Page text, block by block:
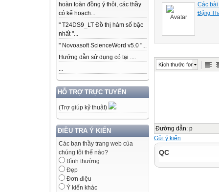
hoàn toàn đồng ý thôi, các thầy
có kế hoạch...
" T24DS9_LT Đồ thị hàm số bậc
nhất "...
" Novoasoft ScienceWord v5.0 "...
Hướng dẫn sử dụng có tại ....
...
HỖ TRỢ TRỰC TUYẾN
(Trợ giúp kỹ thuật)
ĐIỀU TRA Ý KIẾN
Các bạn thầy trang web của
chúng tôi thế nào?
Bình thường
Đẹp
Đơn điệu
Ý kiến khác
Các
Đặng
Kích thước font
Đường dẫn: p
Gửi ý kiến
QC